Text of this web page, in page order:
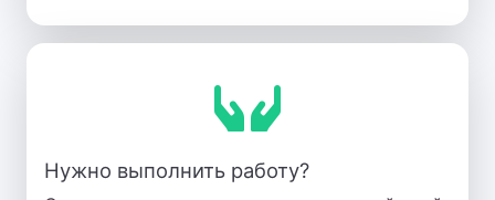
Нужно выполнить работу?